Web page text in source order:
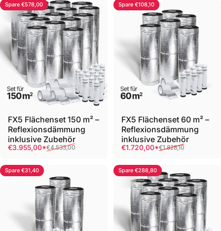
Spare €578,00
FX5 Flächenset 150 m² –
Reflexionsdämmung
inklusive Zubehör
Verkaufspreis
€3.955,00*
Normaler Preis
€4.533,00
Spare €108,10
FX5 Flächenset 60 m² –
Reflexionsdämmung
inklusive Zubehör
Verkaufspreis
€1.720,00*
Normaler Preis
€1.828,10
Spare €31,40 Spare €288,80